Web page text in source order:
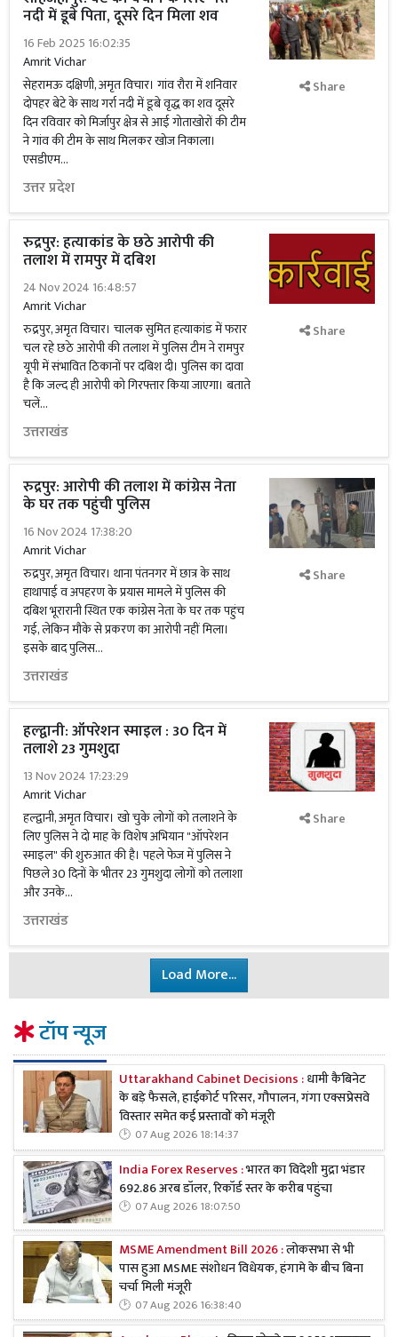
नदी में डूबे पिता, दूसरे दिन मिला शव
16 Feb 2025 16:02:35
Amrit Vichar
सेहरामऊ दक्षिणी, अमृत विचार। गांव रौरा में शनिवार
दोपहर बेटे के साथ गर्रा नदी में डूबे वृद्ध का शव दूसरे
दिन रविवार को मिर्जापुर क्षेत्र से आई गोताखोरों की टीम
ने गांव की टीम के साथ मिलकर खोज निकाला।
एसडीएम...
उत्तर प्रदेश
Share
रुद्रपुर: हत्याकांड के छठे आरोपी की
तलाश में रामपुर में दबिश
24 Nov 2024 16:48:57
Amrit Vichar
रुद्रपुर, अमृत विचार। चालक सुमित हत्याकांड में फरार
चल रहे छठे आरोपी की तलाश में पुलिस टीम ने रामपुर
यूपी में संभावित ठिकानों पर दबिश दी। पुलिस का दावा
है कि जल्द ही आरोपी को गिरफ्तार किया जाएगा। बताते
चलें...
उत्तराखंड
Share
रुद्रपुर: आरोपी की तलाश में कांग्रेस नेता
के घर तक पहुंची पुलिस
16 Nov 2024 17:38:20
Amrit Vichar
रुद्रपुर, अमृत विचार। थाना पंतनगर में छात्र के साथ
हाथापाई व अपहरण के प्रयास मामले में पुलिस की
दबिश भूरारानी स्थित एक कांग्रेस नेता के घर तक पहुंच
गई, लेकिन मौके से प्रकरण का आरोपी नहीं मिला।
इसके बाद पुलिस...
उत्तराखंड
Share
हल्द्वानी: ऑपरेशन स्माइल : 30 दिन में
तलाशे 23 गुमशुदा
13 Nov 2024 17:23:29
Amrit Vichar
हल्द्वानी, अमृत विचार। खो चुके लोगों को तलाशने के
लिए पुलिस ने दो माह के विशेष अभियान "ऑपरेशन
स्माइल" की शुरुआत की है। पहले फेज में पुलिस ने
पिछले 30 दिनों के भीतर 23 गुमशुदा लोगों को तलाशा
और उनके...
उत्तराखंड
Share
Load More...
टॉप न्यूज
Uttarakhand Cabinet Decisions :धामी कैबिनेट
के बड़े फैसले, हाईकोर्ट परिसर, गौपालन, गंगा एक्सप्रेसवे
विस्तार समेत कई प्रस्तावों को मंजूरी
07 Aug 2026 18:14:37
India Forex Reserves :भारत का विदेशी मुद्रा भंडार
692.86 अरब डॉलर, रिकॉर्ड स्तर के करीब पहुंचा
07 Aug 2026 18:07:50
MSME Amendment Bill 2026 :लोकसभा से भी
पास हुआ MSME संशोधन विधेयक, हंगामे के बीच बिना
चर्चा मिली मंजूरी
07 Aug 2026 16:38:40